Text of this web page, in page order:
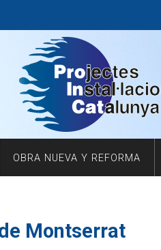
OBRA NUEVA Y REFORMA
Montserrat